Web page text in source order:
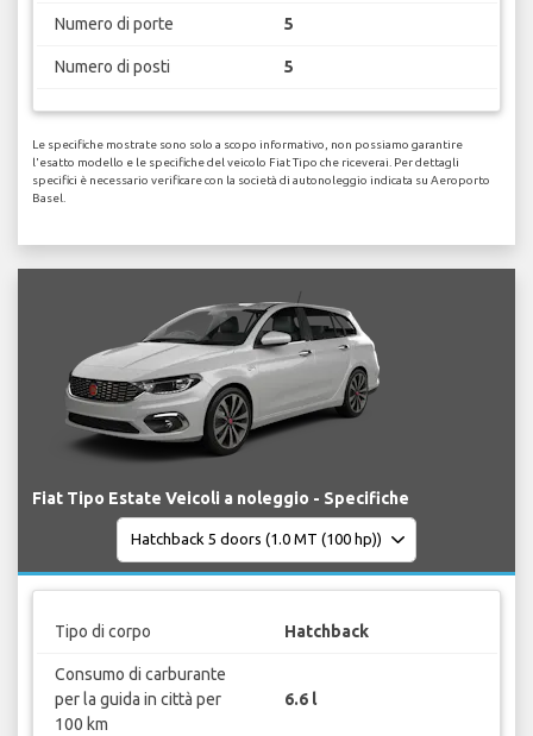
Numero di porte 5
Numero di posti 5
Le specifiche mostrate sono solo a scopo informativo, non possiamo garantire
l'esatto modello e le specifiche del veicolo Fiat Tipo che riceverai. Per dettagli
specifici è necessario verificare con la società di autonoleggio indicata su Aeroporto
Basel.
Fiat Tipo Estate Veicoli a noleggio - Specifiche
Tipo di corpo Hatchback
Consumo di carburante
per la guida in città per
100 km
6.6 l